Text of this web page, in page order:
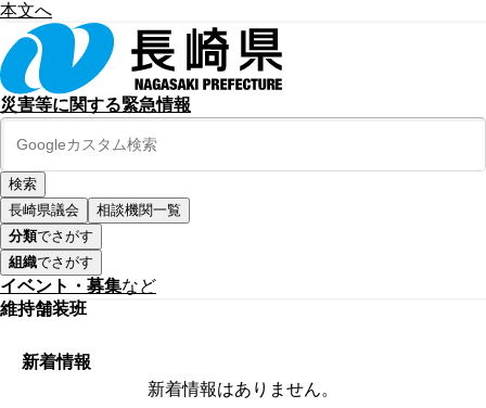
本文へ
災害等に関する緊急情報
長崎県議会
相談機関一覧
分類でさがす
組織でさがす
イベント・募集など
維持舗装班
新着情報
新着情報はありません。